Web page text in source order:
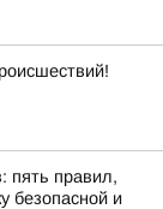
пять правил,
безопасной и